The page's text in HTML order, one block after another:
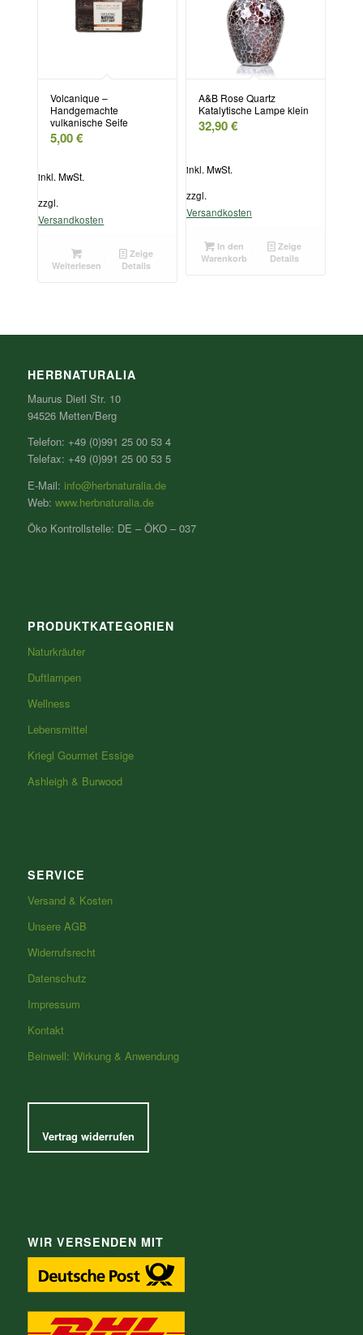
Volcanique –
Handgemachte
vulkanische Seife
5,00€
inkl. MwSt.
zzgl.
Versandkosten
Weiterlesen
Zeige
Details
A&B Rose Quartz
Katalytische Lampe klein
32,90€
inkl. MwSt.
zzgl.
Versandkosten
In den
Warenkorb
Zeige
Details
HERBNATURALIA
Maurus Dietl Str. 10
94526 Metten/Berg
Telefon: +49 (0)991 25 00 53 4
Telefax: +49 (0)991 25 00 53 5
E-Mail: info@herbnaturalia.de
Web: www.herbnaturalia.de
Öko Kontrollstelle: DE – ÖKO – 037
PRODUKTKATEGORIEN
Naturkräuter
Duftlampen
Wellness
Lebensmittel
Kriegl Gourmet Essige
Ashleigh & Burwood
SERVICE
Versand & Kosten
Unsere AGB
Widerrufsrecht
Datenschutz
Impressum
Kontakt
Beinwell: Wirkung & Anwendung
Vertrag widerrufen
WIR VERSENDEN MIT